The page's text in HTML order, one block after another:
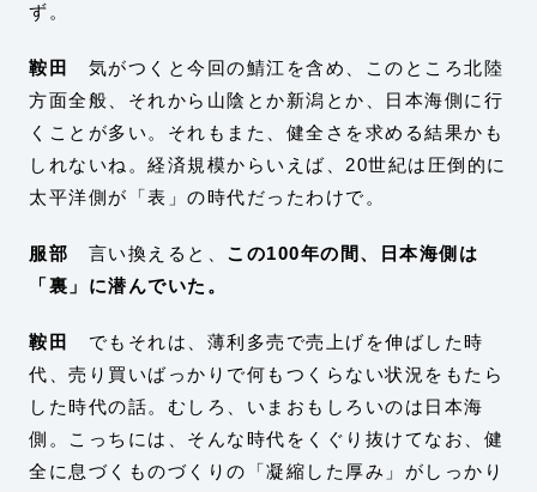
ず。
鞍田
気がつくと今回の鯖江を含め、このところ北陸
方面全般、それから山陰とか新潟とか、日本海側に行
くことが多い。それもまた、健全さを求める結果かも
しれないね。経済規模からいえば、20世紀は圧倒的に
太平洋側が「表」の時代だったわけで。
服部 言い換えると、 この100年の間、日本海側は
「裏」に潜んでいた。
鞍田
でもそれは、薄利多売で売上げを伸ばした時
代、売り買いばっかりで何もつくらない状況をもたら
した時代の話。むしろ、いまおもしろいのは日本海
側。こっちには、そんな時代をくぐり抜けてなお、健
全に息づくものづくりの「凝縮した厚み」がしっかり